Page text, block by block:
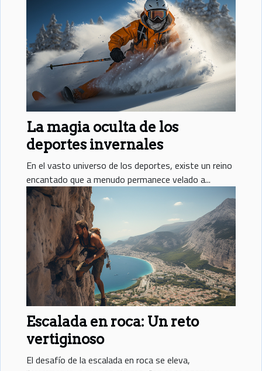
La magia oculta de los
deportes invernales
En el vasto universo de los deportes, existe un reino
encantado que a menudo permanece velado a...
Escalada en roca: Un reto
vertiginoso
El desafío de la escalada en roca se eleva,